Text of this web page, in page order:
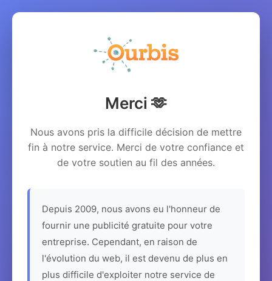
Merci 🫶
Nous avons pris la difficile décision de mettre
fin à notre service. Merci de votre confiance et
de votre soutien au fil des années.
Depuis 2009, nous avons eu l'honneur de
fournir une publicité gratuite pour votre
entreprise. Cependant, en raison de
l'évolution du web, il est devenu de plus en
plus difficile d'exploiter notre service de